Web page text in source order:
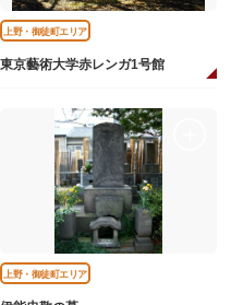
上野・御徒町エリア
東京藝術大学赤レンガ1号館
上野・御徒町エリア